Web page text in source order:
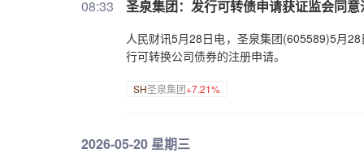
08:33 圣泉集团：发行可转债申请获证监会同
人民财讯5月28日电，圣泉集团(605589)5月
行可转换公司债券的注册申请。
SH圣泉集团+7.21%
2026-05-20 星期三